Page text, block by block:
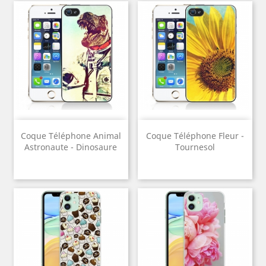
Coque Téléphone Animal
Astronaute - Dinosaure
Coque Téléphone Fleur -
Tournesol